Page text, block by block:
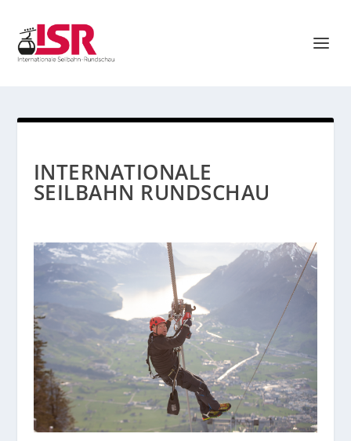
INTERNATIONALE
SEILBAHN RUNDSCHAU